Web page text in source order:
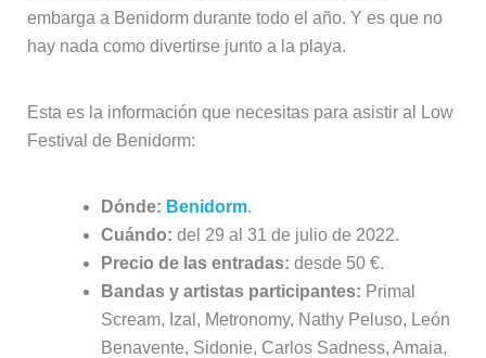
embarga a Benidorm durante todo el año. Y es que no
hay nada como divertirse junto a la playa.
Esta es la información que necesitas para asistir al Low
Festival de Benidorm:
Dónde: Benidorm.
Cuándo: del 29 al 31 de julio de 2022.
Precio de las entradas: desde 50 €.
Bandas y artistas participantes: Primal
Scream, Izal, Metronomy, Nathy Peluso, León
Benavente, Sidonie, Carlos Sadness, Amaia,